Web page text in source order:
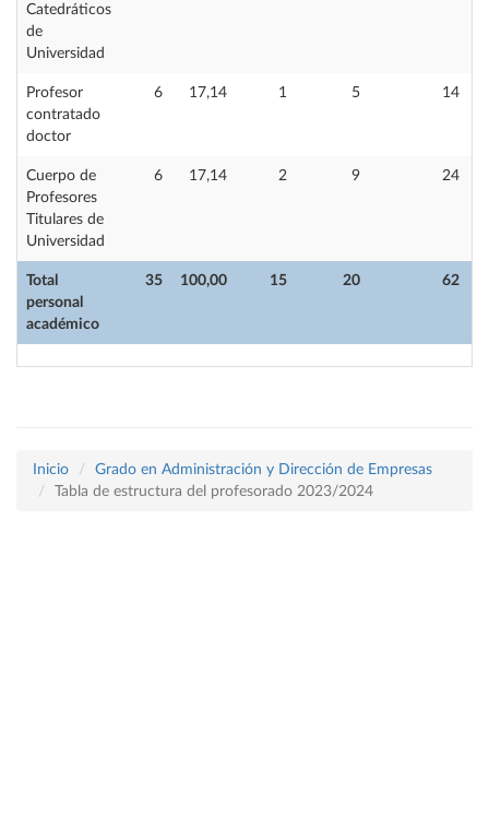
Total
personal
académico
35 100,00 15 20 62
Catedráticos
de
Universidad
Profesor
contratado
doctor
6 17,14 1 5 14
Cuerpo de
Profesores
Titulares de
Universidad
6 17,14 2 9 24
Inicio
Grado en Administración y Dirección de Empresas
Tabla de estructura del profesorado 2023/2024